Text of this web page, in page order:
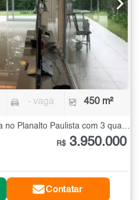
- vaga 450 m²
Condomínio Fechado à Venda no Planalto Paulista com 3 quartos - 450 m²
R$ 3.950.000
Contatar